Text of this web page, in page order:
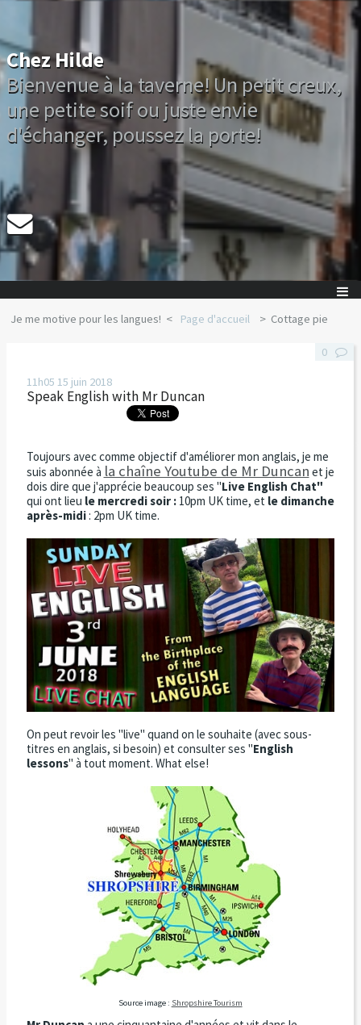
Chez Hilde
Bienvenue à la taverne! Un petit creux,
une petite soif ou juste envie
d'échanger, poussez la porte!
Je me motive pour les langues! Page d'accueil Cottage pie
11h05 15 juin 2018
Speak English with Mr Duncan
Toujours avec comme objectif d'améliorer mon anglais, je me
suis abonnée à la chaîne Youtube de Mr Duncan et je
dois dire que j'apprécie beaucoup ses "Live English Chat"
qui ont lieu le mercredi soir : 10pm UK time, et le dimanche
après-midi: 2pm UK time.
On peut revoir les "live" quand on le souhaite (avec sous-
titres en anglais, si besoin) et consulter ses "English
lessons" à tout moment. What else!
Source image : Shropshire Tourism
0